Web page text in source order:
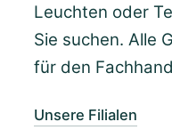
Leuchten oder
Sie suchen. Alle
für den
Unsere Filialen